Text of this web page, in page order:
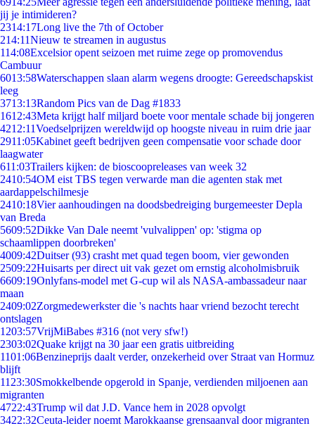
jij je intimideren?
2314:17Long live the 7th of October
214:11Nieuw te streamen in augustus
114:08Excelsior opent seizoen met ruime zege op promovendus
Cambuur
6013:58Waterschappen slaan alarm wegens droogte: Gereedschapskist
leeg
3713:13Random Pics van de Dag #1833
1612:43Meta krijgt half miljard boete voor mentale schade bij jongeren
4212:11Voedselprijzen wereldwijd op hoogste niveau in ruim drie jaar
2911:05Kabinet geeft bedrijven geen compensatie voor schade door
laagwater
611:03Trailers kijken: de bioscoopreleases van week 32
2410:54OM eist TBS tegen verwarde man die agenten stak met
aardappelschilmesje
2410:18Vier aanhoudingen na doodsbedreiging burgemeester Depla
van Breda
5609:52Dikke Van Dale neemt 'vulvalippen' op: 'stigma op
schaamlippen doorbreken'
4009:42Duitser (93) crasht met quad tegen boom, vier gewonden
2509:22Huisarts per direct uit vak gezet om ernstig alcoholmisbruik
6609:19Onlyfans-model met G-cup wil als NASA-ambassadeur naar
maan
2409:02Zorgmedewerkster die 's nachts haar vriend bezocht terecht
ontslagen
1203:57VrijMiBabes #316 (not very sfw!)
2303:02Quake krijgt na 30 jaar een gratis uitbreiding
1101:06Benzineprijs daalt verder, onzekerheid over Straat van Hormuz
blijft
11 23:30Smokkelbende opgerold in Spanje, verdienden miljoenen aan
migranten
4722:43Trump wil dat J.D. Vance hem in 2028 opvolgt
3422:32Ceuta-leider noemt Marokkaanse grensaanval door migranten